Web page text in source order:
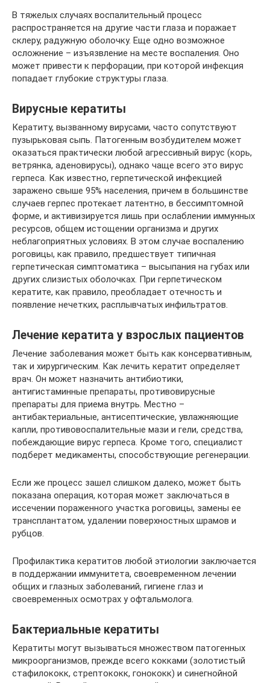
В тяжелых случаях воспалительный процесс
распространяется на другие части глаза и поражает
склеру, радужную оболочку. Еще одно возможное
осложнение – изъязвление на месте воспаления. Оно
может привести к перфорации, при которой инфекция
попадает глубокие структуры глаза.
Вирусные кератиты
Кератиту, вызванному вирусами, часто сопутствуют
пузырьковая сыпь. Патогенным возбудителем может
оказаться практически любой агрессивный вирус (корь,
ветрянка, аденовирусы), однако чаще всего это вирус
герпеса. Как известно, герпетической инфекцией
заражено свыше 95% населения, причем в большинстве
случаев герпес протекает латентно, в бессимптомной
форме, и активизируется лишь при ослаблении иммунных
ресурсов, общем истощении организма и других
неблагоприятных условиях. В этом случае воспалению
роговицы, как правило, предшествует типичная
герпетическая симптоматика – высыпания на губах или
других слизистых оболочках. При герпетическом
кератите, как правило, преобладает отечность и
появление нечетких, расплывчатых инфильтратов.
Лечение кератита у взрослых пациентов
Лечение заболевания может быть как консервативным,
так и хирургическим. Как лечить кератит определяет
врач. Он может назначить антибиотики,
антигистаминные препараты, противовирусные
препараты для приема внутрь. Местно –
антибактериальные, антисептические, увлажняющие
капли, противовоспалительные мази и гели, средства,
побеждающие вирус герпеса. Кроме того, специалист
подберет медикаменты, способствующие регенерации.
Если же процесс зашел слишком далеко, может быть
показана операция, которая может заключаться в
иссечении пораженного участка роговицы, замены ее
трансплантатом, удалении поверхностных шрамов и
рубцов.
Профилактика кератитов любой этиологии заключается
в поддержании иммунитета, своевременном лечении
общих и глазных заболеваний, гигиене глаз и
своевременных осмотрах у офтальмолога.
Бактериальные кератиты
Кератиты могут вызываться множеством патогенных
микроорганизмов, прежде всего кокками (золотистый
стафилококк, стрептококк, гонококк) и синегнойной